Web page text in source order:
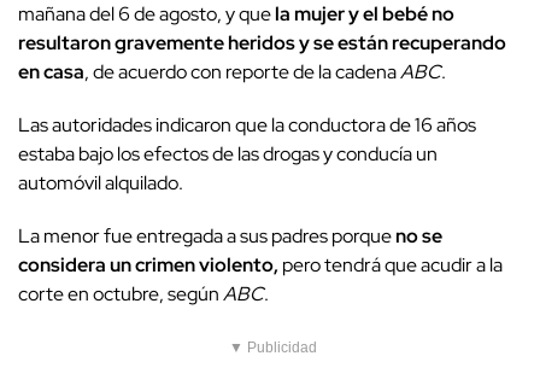
mañana del 6 de agosto, y quela mujer y el bebé no
resultaron gravemente heridos y se están recuperando
en casa, de acuerdo con reporte de la cadenaABC.
Las autoridades indicaron que la conductora de 16 años
estaba bajo los efectos de las drogas y conducía un
automóvil alquilado.
La menor fue entregada a sus padres porqueno se
considera un crimen violento, pero tendrá que acudir a la
corte en octubre, segúnABC.
▼ Publicidad